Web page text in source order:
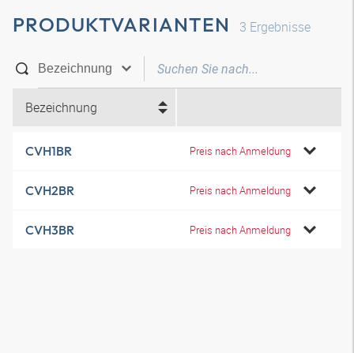
PRODUKTVARIANTEN 3 Ergebnisse
Bezeichnung
CVH1BR Preis nach Anmeldung
CVH2BR Preis nach Anmeldung
CVH3BR Preis nach Anmeldung